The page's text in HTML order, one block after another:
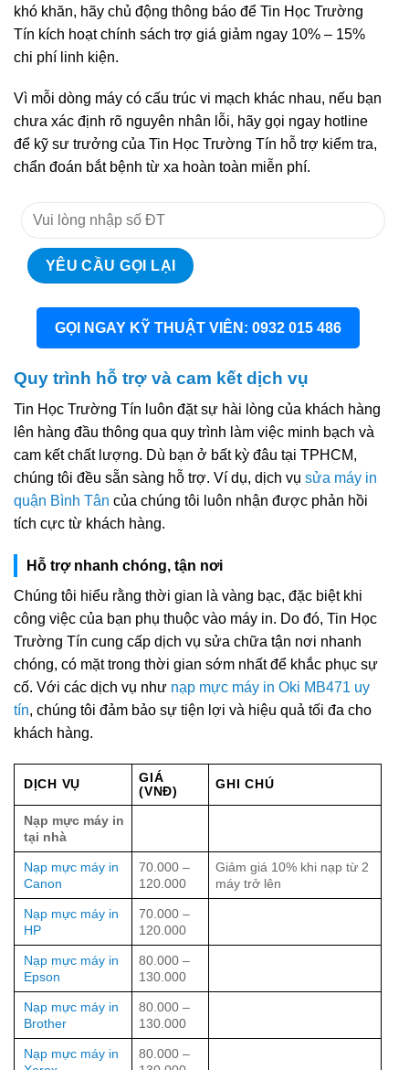
khó khăn, hãy chủ động thông báo để Tin Học Trường
Tín kích hoạt chính sách trợ giá giảm ngay 10% – 15%
chi phí linh kiện.
Vì mỗi dòng máy có cấu trúc vi mạch khác nhau, nếu bạn
chưa xác định rõ nguyên nhân lỗi, hãy gọi ngay hotline
để kỹ sư trưởng của Tin Học Trường Tín hỗ trợ kiểm tra,
chẩn đoán bắt bệnh từ xa hoàn toàn miễn phí.
GỌI NGAY KỸ THUẬT VIÊN: 0932 015 486
Quy trình hỗ trợ và cam kết dịch vụ
Tin Học Trường Tín luôn đặt sự hài lòng của khách hàng
lên hàng đầu thông qua quy trình làm việc minh bạch và
cam kết chất lượng. Dù bạn ở bất kỳ đâu tại TPHCM,
chúng tôi đều sẵn sàng hỗ trợ. Ví dụ, dịch vụ sửa máy in
quận Bình Tân của chúng tôi luôn nhận được phản hồi
tích cực từ khách hàng.
Hỗ trợ nhanh chóng, tận nơi
Chúng tôi hiểu rằng thời gian là vàng bạc, đặc biệt khi
công việc của bạn phụ thuộc vào máy in. Do đó, Tin Học
Trường Tín cung cấp dịch vụ sửa chữa tận nơi nhanh
chóng, có mặt trong thời gian sớm nhất để khắc phục sự
cố. Với các dịch vụ như nạp mực máy in Oki MB471 uy
tín, chúng tôi đảm bảo sự tiện lợi và hiệu quả tối đa cho
khách hàng.
DỊCH VỤ
GIÁ
(VNĐ)
GHI CHÚ
Nạp mực máy in
tại nhà
Nạp mực máy in
Canon
70.000 –
120.000
Giảm giá 10% khi nạp từ 2
máy trở lên
Nạp mực máy in
HP
70.000 –
120.000
Nạp mực máy in
Epson
80.000 –
130.000
Nạp mực máy in
Brother
80.000 –
130.000
Nạp mực máy in
80.000 –